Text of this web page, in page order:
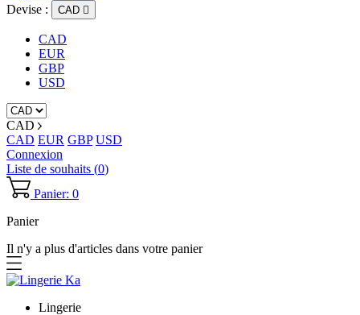
Devise :
CAD 
CAD
EUR
GBP
USD
CAD
CAD EUR GBP USD
Connexion
Liste de souhaits (0)
Panier: 0
Panier
Il n'y a plus d'articles dans votre panier
Lingerie